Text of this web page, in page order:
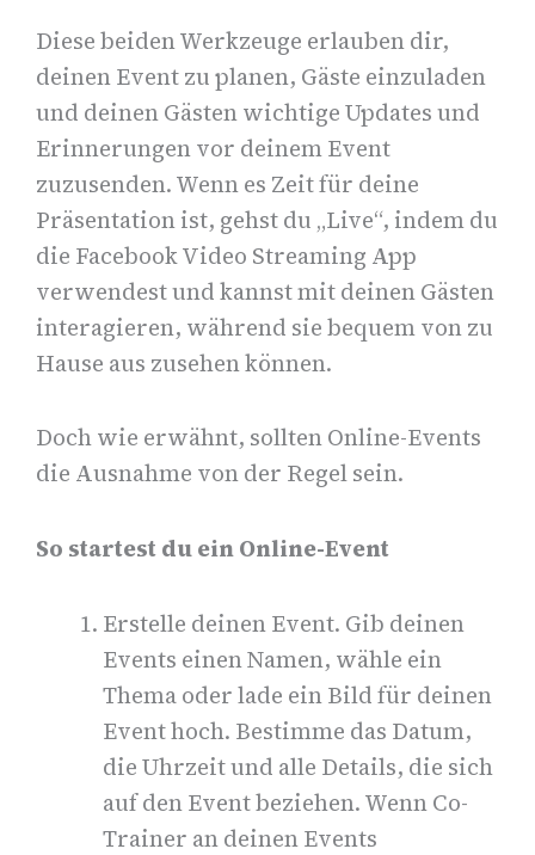
Diese beiden Werkzeuge erlauben dir,
deinen Event zu planen, Gäste einzuladen
und deinen Gästen wichtige Updates und
Erinnerungen vor deinem Event
zuzusenden. Wenn es Zeit für deine
Präsentation ist, gehst du „Live“, indem du
die Facebook Video Streaming App
verwendest und kannst mit deinen Gästen
interagieren, während sie bequem von zu
Hause aus zusehen können.
Doch wie erwähnt, sollten Online-Events
die Ausnahme von der Regel sein.
So startest du ein Online-Event
Erstelle deinen Event. Gib deinen
Events einen Namen, wähle ein
Thema oder lade ein Bild für deinen
Event hoch. Bestimme das Datum,
die Uhrzeit und alle Details, die sich
auf den Event beziehen. Wenn Co-
Trainer an deinen Events